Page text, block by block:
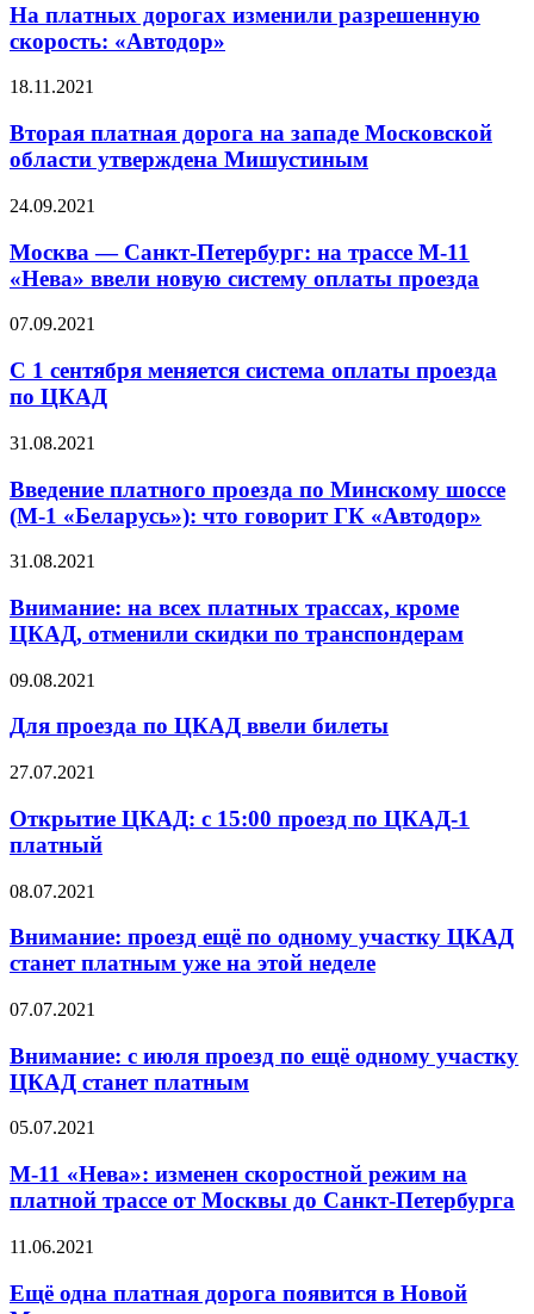
На платных дорогах изменили разрешенную
скорость: «Автодор»
18.11.2021
Вторая платная дорога на западе Московской
области утверждена Мишустиным
24.09.2021
Москва — Санкт-Петербург: на трассе М-11
«Нева» ввели новую систему оплаты проезда
07.09.2021
С 1 сентября меняется система оплаты проезда
по ЦКАД
31.08.2021
Введение платного проезда по Минскому шоссе
(М-1 «Беларусь»): что говорит ГК «Автодор»
31.08.2021
Внимание: на всех платных трассах, кроме
ЦКАД, отменили скидки по транспондерам
09.08.2021
Для проезда по ЦКАД ввели билеты
27.07.2021
Открытие ЦКАД: с 15:00 проезд по ЦКАД-1
платный
08.07.2021
Внимание: проезд ещё по одному участку ЦКАД
станет платным уже на этой неделе
07.07.2021
Внимание: с июля проезд по ещё одному участку
ЦКАД станет платным
05.07.2021
М-11 «Нева»: изменен скоростной режим на
платной трассе от Москвы до Санкт-Петербурга
11.06.2021
Ещё одна платная дорога появится в Новой